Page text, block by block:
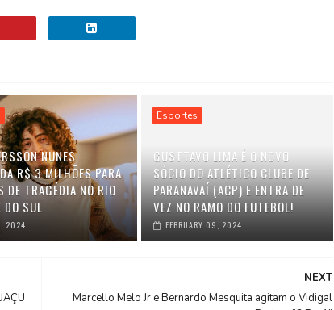
NUNES
R$ 3 MILHÕES PARA
DE TRAGÉDIA NO RIO
DO SUL
2024
Esportes
GUSTTAVO LIMA É O NOVO
SÓCIO DO ATLÉTICO CLUBE DE
PARANAVAÍ (ACP) E ENTRA DE
VEZ NO RAMO DO FUTEBOL!
FEBRUARY 09, 2024
NEXT
Marcello Melo Jr e Bernardo Mesquita agitam o Vidigal